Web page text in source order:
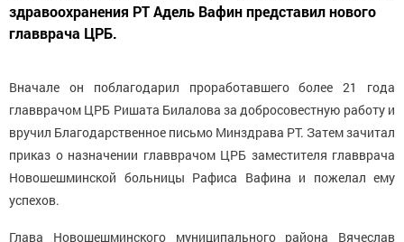
здравоохранения РТ Адель Вафин представил нового
главврача ЦРБ.
Вначале он поблагодарил проработавшего более 21 года
главврачом ЦРБ Ришата Билалова за добросовестную работу и
вручил Благодарственное письмо Минздрава РТ. Затем зачитал
приказ о назначении главврачом ЦРБ заместителя главврача
Новошешминской больницы Рафиса Вафина и пожелал ему
успехов.
Глава Новошешминского муниципального района Вячеслав